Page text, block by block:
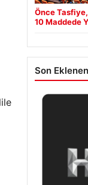
Önce
10 Maddede
Son